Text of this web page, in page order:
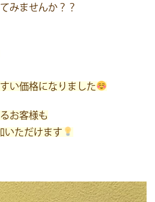
みませんか？？
い価格になりました
お客様も
いただけます